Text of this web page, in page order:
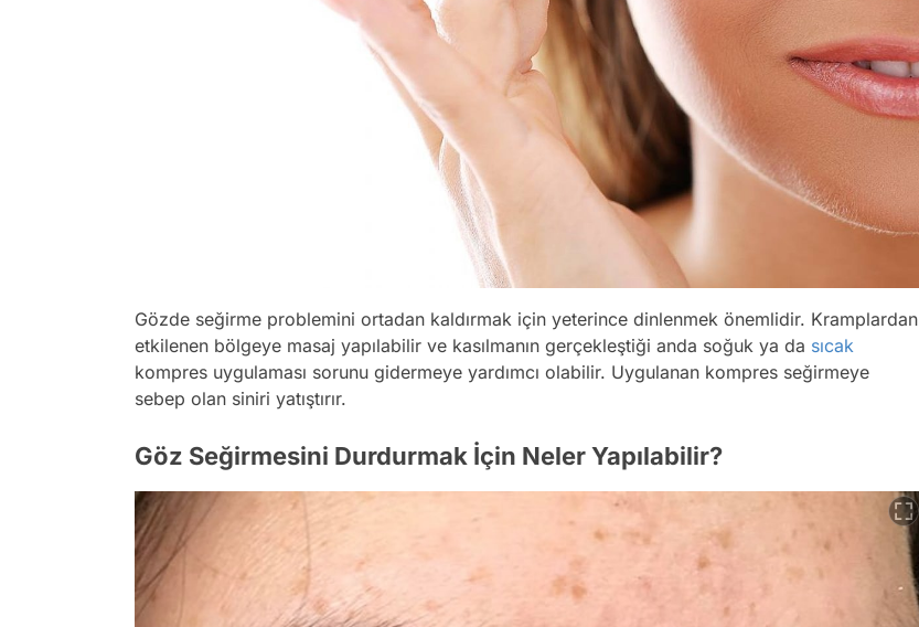
Gözde seğirme problemini ortadan kaldırmak için yeterince dinlenmek önemlidir. Kramplardan
etkilenen bölgeye masaj yapılabilir ve kasılmanın gerçekleştiği anda soğuk ya da sıcak
kompres uygulaması sorunu gidermeye yardımcı olabilir. Uygulanan kompres seğirmeye
sebep olan siniri yatıştırır.
Göz Seğirmesini Durdurmak İçin Neler Yapılabilir?